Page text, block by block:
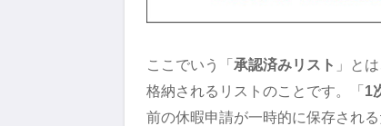
ここでいう「承認済みリスト 」と
格納されるリストのことです。「1
前の休暇申請が一時的に保存され